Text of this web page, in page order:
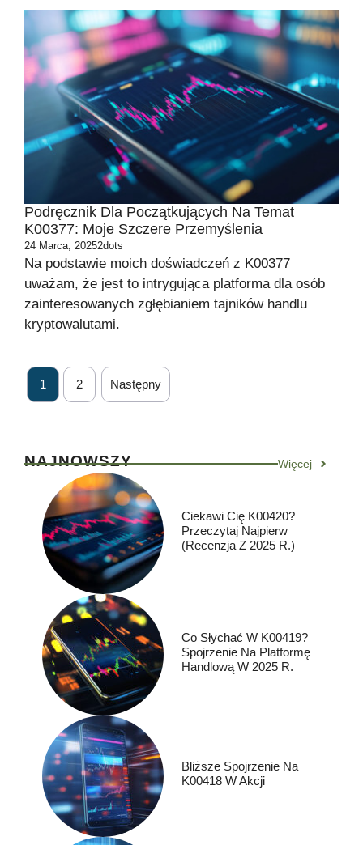
Podręcznik Dla Początkujących Na Temat
K00377: Moje Szczere Przemyślenia
24 Marca, 20252dots
Na podstawie moich doświadczeń z K00377
uważam, że jest to intrygująca platforma dla osób
zainteresowanych zgłębianiem tajników handlu
kryptowalutami.
1 2 Następny
NAJNOWSZY Więcej
Ciekawi Cię K00420?
Przeczytaj Najpierw
(Recenzja Z 2025 R.)
Co Słychać W K00419?
Spojrzenie Na Platformę
Handlową W 2025 R.
Bliższe Spojrzenie Na
K00418 W Akcji